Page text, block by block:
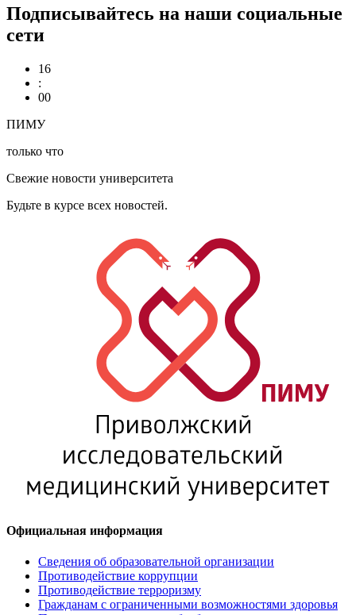
Подписывайтесь на наши социальные
сети
16
:
00
ПИМУ
только что
Свежие новости университета
Будьте в курсе всех новостей.
Официальная информация
Сведения об образовательной организации
Противодействие коррупции
Противодействие терроризму
Гражданам с ограниченными возможностями здоровья